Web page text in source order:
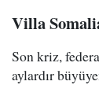
Villa
Son kriz,
aylardır